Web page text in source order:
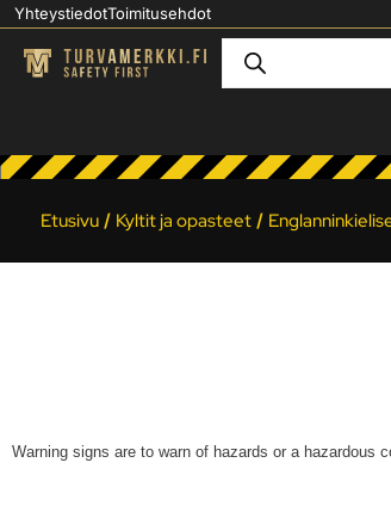
YhteystiedotToimitusehdot
Etusivu/ Kyltit ja opasteet/
Warning signs are to warn of hazards or a hazardous